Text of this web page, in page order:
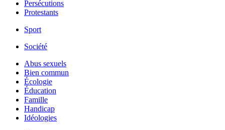
Persécutions
Protestants
Sport
Société
Abus sexuels
Bien commun
Écologie
Éducation
Famille
Handicap
Idéologies